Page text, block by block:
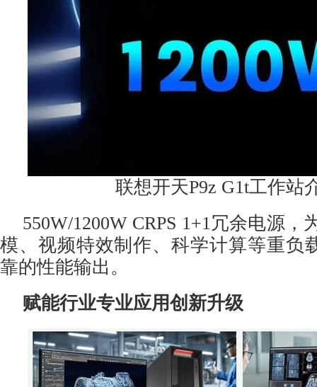
联想开天P9z G1t工作站
550W/1200W CRPS 1+1冗余电源，
模、视频特效制作、科学计算等重负
靠的性能输出。
赋能行业专业应用创新升级